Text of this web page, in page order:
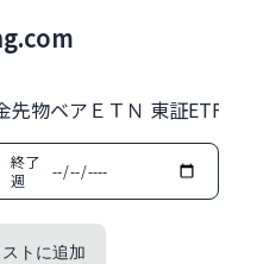
先物ベアＥＴＮ 東証ETF・
終了
週
トに追加